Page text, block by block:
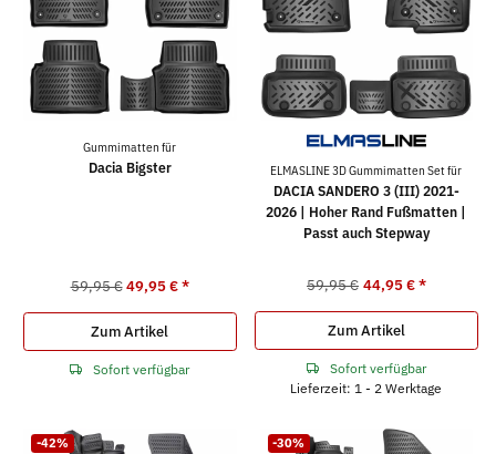
Gummimatten für
Dacia Bigster
59,95 € 49,95 €*
Zum Artikel
Sofort verfügbar
ELMASLINE 3D Gummimatten Set für
DACIA SANDERO 3 (III) 2021-
2026 | Hoher Rand Fußmatten |
Passt auch Stepway
59,95 € 44,95 €*
Zum Artikel
Sofort verfügbar
Lieferzeit: 1 - 2 Werktage
-42% -30%